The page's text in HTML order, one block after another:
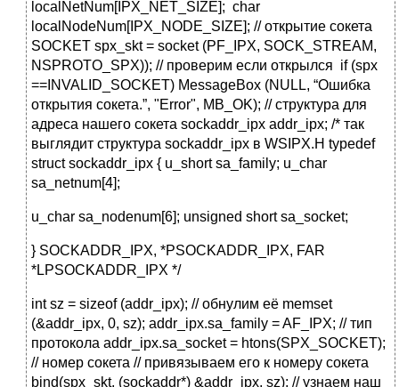
localNetNum[IPX_NET_SIZE]; char
localNodeNum[IPX_NODE_SIZE]; // открытие сокета
SOCKET spx_skt = socket (PF_IPX, SOCK_STREAM,
NSPROTO_SPX)); // проверим если открылся if (spx
==INVALID_SOCKET) MessageBox (NULL, “Ошибка
открытия сокета.”, "Error", MB_OK); // структура для
адреса нашего сокета sockaddr_ipx addr_ipx; /* так
выглядит структура sockaddr_ipx в WSIPX.H typedef
struct sockaddr_ipx { u_short sa_family; u_char
sa_netnum[4];
u_char sa_nodenum[6]; unsigned short sa_socket;
} SOCKADDR_IPX, *PSOCKADDR_IPX, FAR
*LPSOCKADDR_IPX */
int sz = sizeof (addr_ipx); // обнулим её memset
(&addr_ipx, 0, sz); addr_ipx.sa_family = AF_IPX; // тип
протокола addr_ipx.sa_socket = htons(SPX_SOCKET);
// номер сокета // привязываем его к номеру сокета
bind(spx_skt, (sockaddr*) &addr_ipx, sz); // узнаем наш